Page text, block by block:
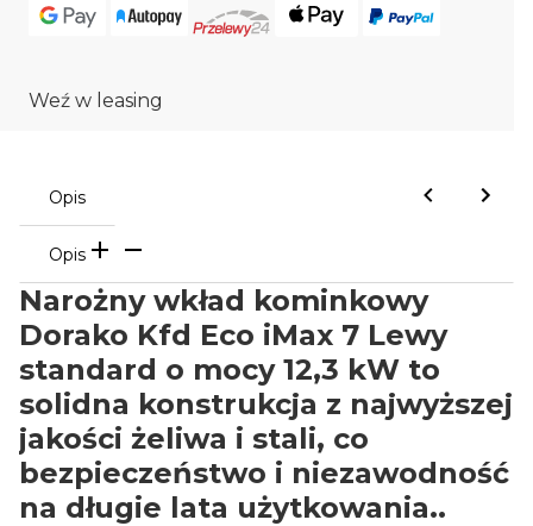
Weź w leasing
Opis
Opis
Narożny wkład kominkowy
Dorako Kfd Eco iMax 7 Lewy
standard o mocy 12,3 kW to
solidna konstrukcja z najwyższej
jakości żeliwa i stali, co
bezpieczeństwo i niezawodność
na długie lata użytkowania..